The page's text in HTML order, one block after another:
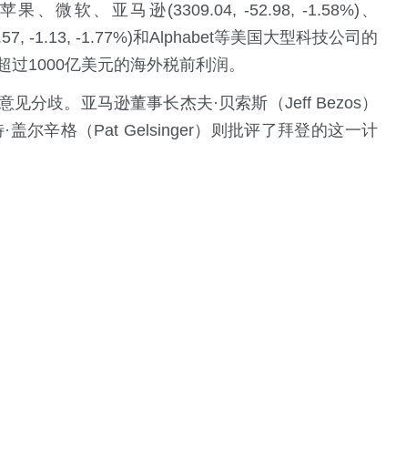
、微软、 亚马逊(3309.04, -52.98, -1.58%) 、
, -1.13, -1.77%)和Alphabet等美国大型科技公司的
1000亿美元的海外税前利润。
分歧。亚马逊董事长杰夫·贝索斯（Jeff Bezos）
盖尔辛格（Pat Gelsinger）则批评了拜登的这一计